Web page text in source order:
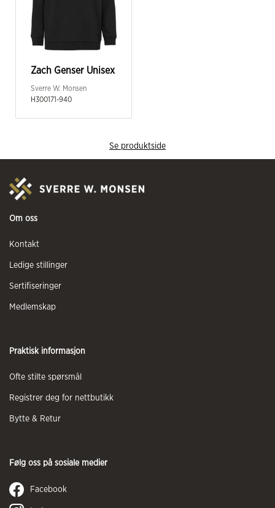
Zach Genser Unisex
Sverre W. Monsen
H300171-940
Se produktside
Om oss
Kontakt
Ledige stillinger
Sertifiseringer
Medlemskap
Praktisk informasjon
Ofte stilte spørsmål
Registrer deg for nettbutikk
Bytte & Retur
Følg oss på sosiale medier
Facebook